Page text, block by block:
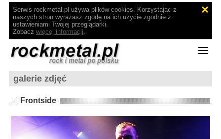
Serwis rockmetal.pl używa plików cookies. Korzystając z
naszych stron wyrażasz zgodę na ich użycie zgodnie z
ustawieniami Twojej przeglądarki.
Zobacz więcej informacji.
galerie zdjęć
Frontside